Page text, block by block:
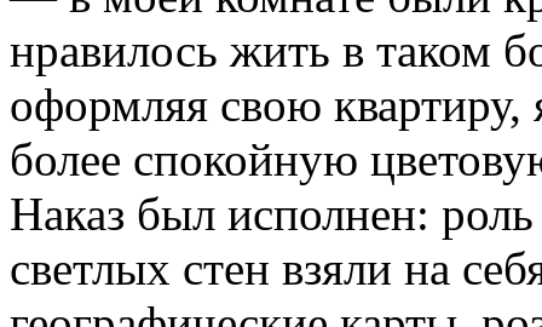
нравилось жить в таком
оформляя свою квартиру,
более спокойную
Наказ был исполнен:
светлых стен взяли на